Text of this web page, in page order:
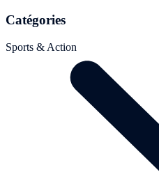
Catégories
Sports & Action